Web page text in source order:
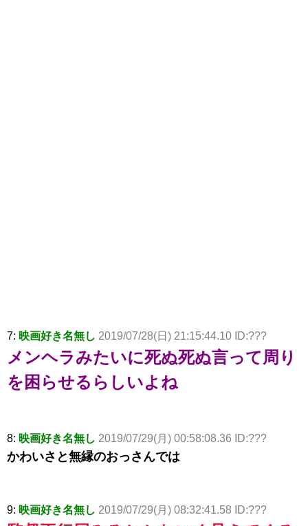
7: 映画好き名無し 2019/07/28(日) 21:15:44.10 ID:???
メンヘラみたいに死ぬ死ぬ言って周り
を困らせるらしいよね
8: 映画好き名無し 2019/07/29(月) 00:58:08.36 ID:???
かわいさと無縁のおっさんでは
9: 映画好き名無し 2019/07/29(月) 08:32:41.58 ID:???